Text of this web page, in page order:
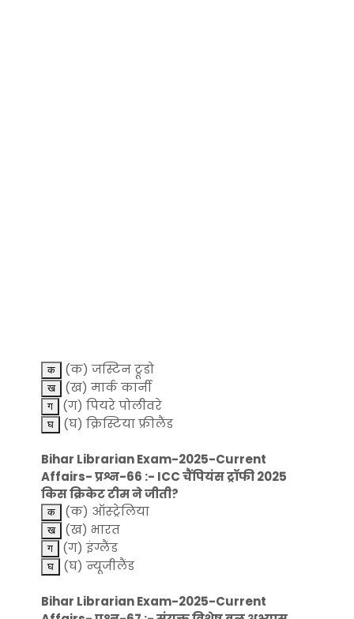
(क) जस्टिन ट्रूडो
(ख) मार्क कार्नी
(ग) पियरे पोलीवरे
(घ) क्रिस्टिया फ्रीलैंड
Bihar Librarian Exam-2025-Current
Affairs- प्रश्न-66 :- ICC चैंपियंस ट्रॉफी 2025
किस क्रिकेट टीम ने जीती?
(क) ऑस्ट्रेलिया
(ख) भारत
(ग) इंग्लैंड
(घ) न्यूजीलैंड
Bihar Librarian Exam-2025-Current